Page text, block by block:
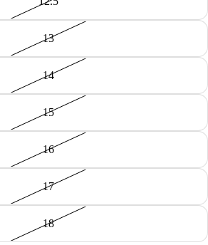
13
14
15
16
17
18